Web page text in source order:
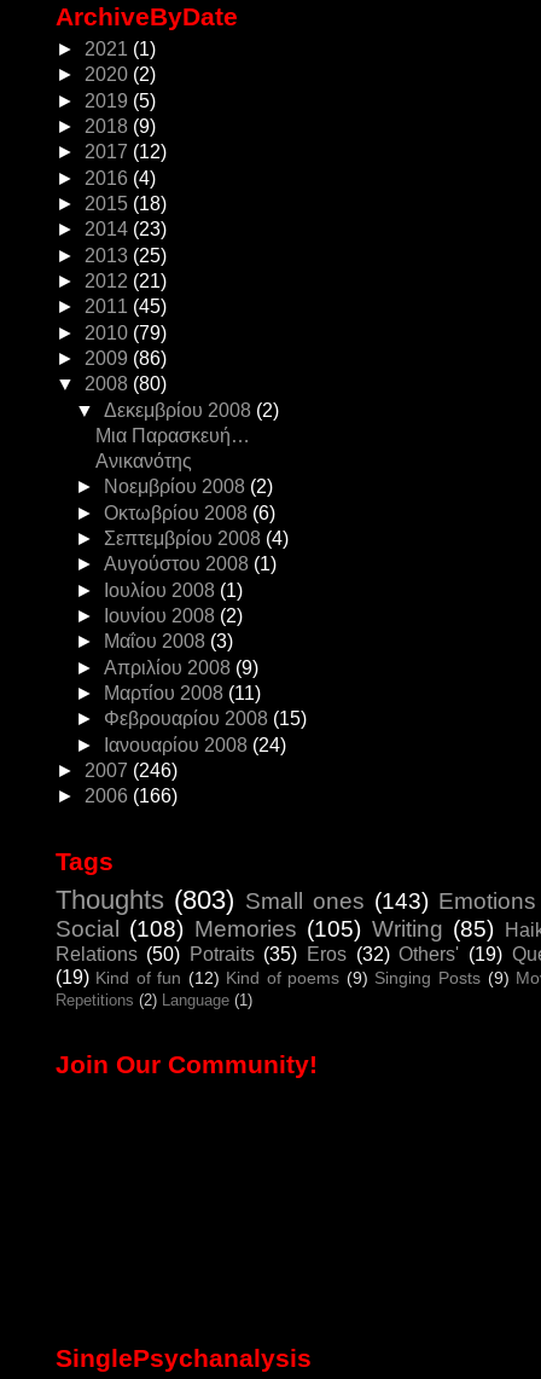
ArchiveByDate
► 2021 (1)
► 2020 (2)
► 2019 (5)
► 2018 (9)
► 2017 (12)
► 2016 (4)
► 2015 (18)
► 2014 (23)
► 2013 (25)
► 2012 (21)
► 2011 (45)
► 2010 (79)
► 2009 (86)
▼ 2008 (80)
▼ Δεκεμβρίου 2008 (2)
Μια Παρασκευή…
Ανικανότης
►
Νοεμβρίου 2008 (2)
► Οκτωβρίου 2008 (6)
► Σεπτεμβρίου 2008 (4)
► Αυγούστου 2008 (1)
►
Ιουλίου 2008 (1)
►
Ιουνίου 2008 (2)
►
Μαΐου 2008 (3)
► Απριλίου 2008 (9)
►
Μαρτίου 2008 (11)
► Φεβρουαρίου 2008 (15)
►
Ιανουαρίου 2008 (24)
► 2007 (246)
► 2006 (166)
Tags
Thoughts (803) Small ones (143) Emotions
Social (108) Memories (105) Writing (85)
Relations (50) Potraits (35) Eros (32) Others' (19)
(19) Kind of fun (12) Kind of poems (9) Singing Posts (9)
Repetitions (2) Language (1)
Join Our Community!
SinglePsychanalysis